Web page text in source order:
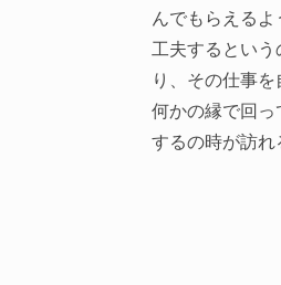
んでもらえるよ
工夫するとい
り、その仕事
何かの縁で回
するの時が訪れ